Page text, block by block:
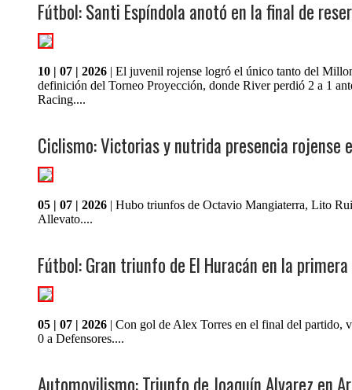
Fútbol: Santi Espíndola anotó en la final de
10 | 07 | 2026 | El juvenil rojense logró el único tanto del
definición del Torneo Proyección, donde River perdió 2 a 1
Racing....
Ciclismo: Victorias y nutrida presencia rojense
05 | 07 | 2026 | Hubo triunfos de Octavio Mangiaterra, Lito
Allevato....
Fútbol: Gran triunfo de El Huracán en la
05 | 07 | 2026 | Con gol de Alex Torres en el final del partido,
0 a Defensores....
Automovilismo: Triunfo de Joaquín Alvarez en